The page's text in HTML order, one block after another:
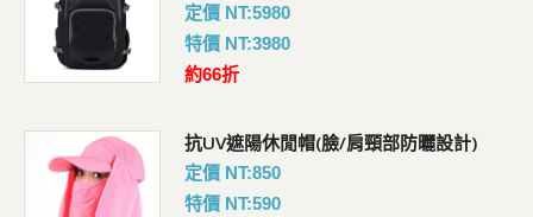
定價 NT:5980
特價 NT:3980
約66折
抗UV遮陽休閒帽(臉/肩頸部防曬設計)
定價 NT:850
特價 NT:590